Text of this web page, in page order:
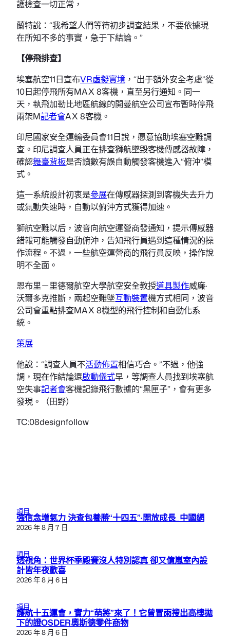
護檢查一切正常，
蘭特說：“我希望人們等待初步調查結果，不要依據現
在所知不多的事實，急于下結論。”
【停飛排查】
埃塞航空11日宣布VR虛擬實境 ，“出于額外安全考慮”從
10日起停飛所有MAX 8客機，直至另行通知。同一
天，執飛加勒比地區航線的開曼航空公司宣布暫時停飛
兩架M記者會AX 8客機。
印尼國家安全運輸委員會11日說，愿意協助埃塞空難調
查。印尼調查人員正在排查獅航墜毀客機傳感器故障，
確認舞臺背板是否讀數有誤自動觸發客機進入“俯沖”模
式。
這一系統設計初衷是參展在傳感器探測到客機失去升力
或氣動失速時，自動以俯沖方式獲得加速。
獅航空難以后，波音向航空運營商發通知，提示傳感器
錯報可能觸發自動俯沖，告知飛行員遇到這種情況的操
作流程。不過，一些航空運營商的飛行員反映，操作說
明不全面。
恩布里－里德爾航空大學航空安全教授道具製作威廉·
沃爾多克推斷，兩起空難墜互動裝置機方式相同，波音
公司會重點排查MAX 8機型的飛行控制和自動化系
統。
策展
他說：“調查人員不活動佈置相信巧合。”不過，他強
調，現在作結論還啟動儀式早，等調查人員找到埃塞航
空失事記者會客機記錄飛行數據的“黑匣子”，會有更多
發現。（田野）
TC:08designfollow
項目
強信念增氣力 決查包養勝“十四五”·開放成長_中國網
2026 年 8 月 7 日
項目
透視角：世界杯季殿賽沒人特別認真 卻又億嵐室內設
計皆年夜歡喜
2026 年 8 月 6 日
項目
護航十五運會，實力“萌將”來了！它曾冒雨搜出高樓拋
下的證OSDER奧斯德零件商物
2026 年 8 月 6 日